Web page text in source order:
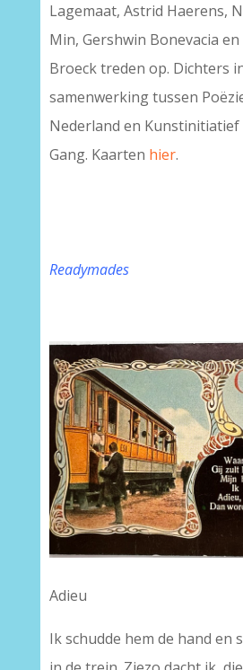
Lagemaat, Astrid Haerens,
Min, Gershwin Bonevacia
Broeck treden op. Dichters
samenwerking tussen
Nederland en Kunstinitiatief
Gang. Kaarten hier.
Readymades
Adieu
Ik schudde hem de hand en